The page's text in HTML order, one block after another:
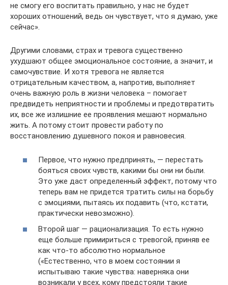
не смогу его воспитать правильно, у нас не будет
хороших отношений, ведь он чувствует, что я думаю, уже
сейчас».
Другими словами, страх и тревога существенно
ухудшают общее эмоциональное состояние, а значит, и
самочувствие. И хотя тревога не является
отрицательным качеством, а, напротив, выполняет
очень важную роль в жизни человека – помогает
предвидеть неприятности и проблемы и предотвратить
их, все же излишние ее проявления мешают нормально
жить. А потому стоит провести работу по
восстановлению душевного покоя и равновесия.
Первое, что нужно предпринять, — перестать
бояться своих чувств, какими бы они ни были.
Это уже даст определенный эффект, потому что
теперь вам не придется тратить силы на борьбу
с эмоциями, пытаясь их подавить (что, кстати,
практически невозможно).
Второй шаг — рационализация. То есть нужно
еще больше примириться с тревогой, приняв ее
как что-то абсолютно нормальное
(«Естественно, что в моем состоянии я
испытываю такие чувства: наверняка они
возникали у всех, кому предстояли такие